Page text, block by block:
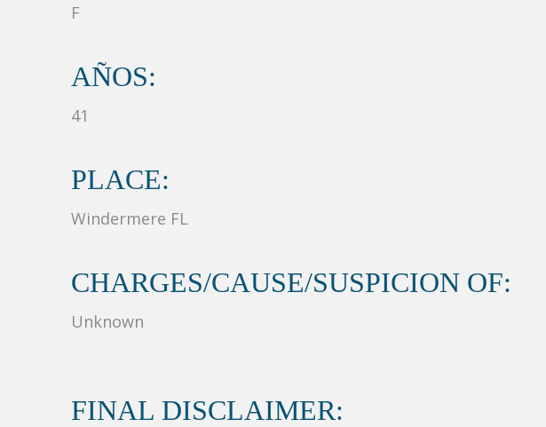
F
AÑOS:
41
PLACE:
Windermere FL
CHARGES/CAUSE/SUSPICION OF:
Unknown
FINAL DISCLAIMER: